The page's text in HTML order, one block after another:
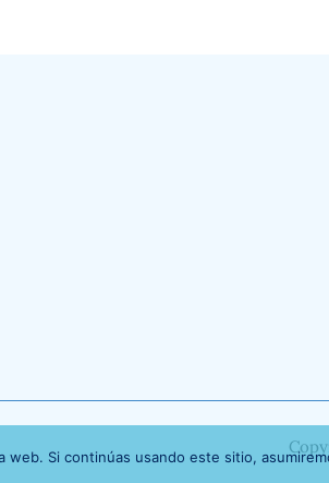
Si continúas usando este sitio,